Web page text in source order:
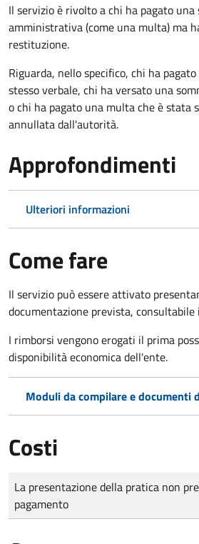
Il servizio è rivolto a chi ha pagato una
amministrativa (come una multa) ma
restituzione.
Riguarda, nello specifico, chi ha
stesso verbale, chi ha versato una
o chi ha pagato una multa che è stata
annullata dall'autorità.
Approfondimenti
Ulteriori informazioni
Come fare
Il servizio può essere attivato
documentazione prevista, consultabile
I rimborsi vengono erogati il prima
disponibilità economica dell'ente.
Moduli da compilare e documenti
Costi
Tipo di pagamento
Importo
La presentazione della pratica non
pagamento